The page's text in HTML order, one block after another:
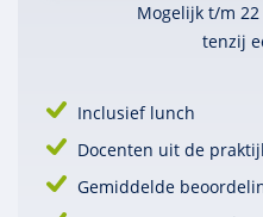
Mogelijk t/m
tenzij
Inclusief lunch
Docenten uit de
Gemiddelde